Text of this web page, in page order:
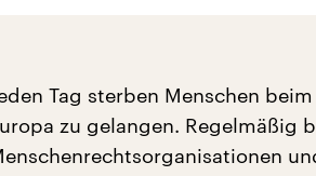
Tag sterben Menschen
zu gelangen. Regelmäßig